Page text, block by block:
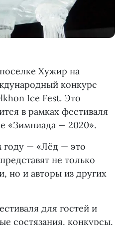
Хужир на
конкурс
Ice Fest. Это
в рамках фестиваля
«Зимниада — 2020».
году — «Лёд — это
не только
но и авторы из других
для гостей и
состязания, конкурсы,